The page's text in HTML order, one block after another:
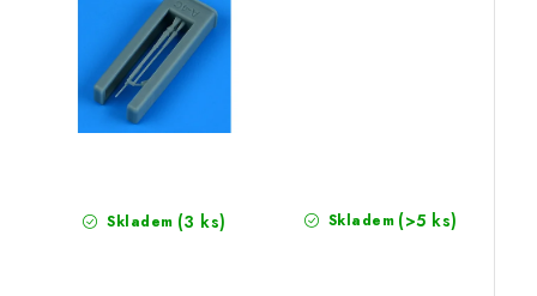
Skladem (3 ks) Skladem (>5 ks)